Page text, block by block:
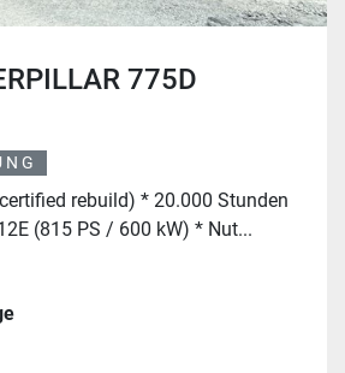
775D
rebuild) * 20.000 Stunden
(815 PS / 600 kW) * Nut...